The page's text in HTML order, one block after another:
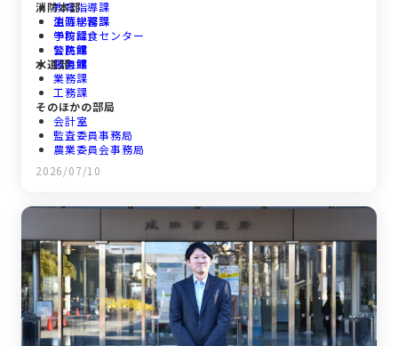
教育指導課
生涯学習課
学校給食センター
公民館
図書館
消防本部
消防総務課
予防課
警防課
救急課
水道部
業務課
工務課
そのほかの部局
会計室
監査委員事務局
農業委員会事務局
議会事務局
選挙管理委員会事務局
2026/07/10